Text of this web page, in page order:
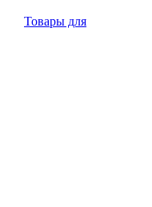
Товары для